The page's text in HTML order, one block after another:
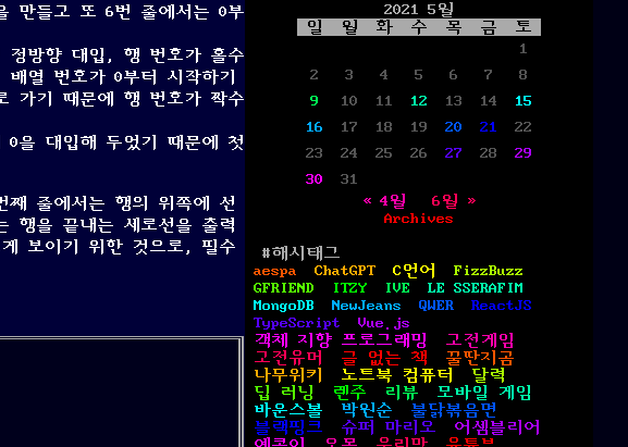
만들고 또 6번 줄에서는 0부
정방향 대입, 행 번호가 홀수
열 번호가 0부터 시작하기
가기 때문에 행 번호가 짝수
을 대입해 두었기 때문에 첫
째 줄에서는 행의 위쪽에 선
행을 끝내는 세로선을 출력
보이기 위한 것으로, 필수
2021 5월
일
월 화 수 목 금
토
1
2
3 4 5 6 7
8
9
10 11 12 13 14
15
16
17 18 19 20 21
22
23
24 25 26 27 28
29
30
31
« 4월
6월 »
Archives
#해시태그
aespa
ChatGPT C언어
FizzBuzz
GFRIEND
ITZY IVE
LE SSERAFIM
MongoDB
NewJeans QWER
ReactJS
TypeScript
Vue.js
객체 지향 프로그래밍
고전게임
고전유머
글 없는 책
꿀딴지곰
나무위키
노트북 컴퓨터
달력
딥 러닝
렌주 리뷰
모바일 게임
바운스볼
박원순
불닭볶음면
블랙핑크
슈퍼 마리오
어셈블리어